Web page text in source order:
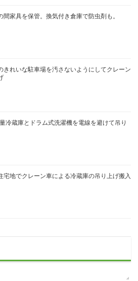
間家具を保管。換気付き倉庫で防虫剤も。
きれいな駐車場を汚さないようにしてクレーン
冷蔵庫とドラム式洗濯機を電線を避けて吊り
宅地でクレーン車による冷蔵庫の吊り上げ搬入